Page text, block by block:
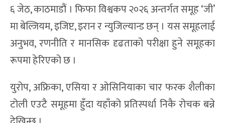
६ जेठ, काठमाडौं । फिफा विश्वकप २०२६ अन्तर्गत समूह ‘जी’
मा बेल्जियम, इजिप्ट, इरान र न्युजिल्यान्ड छन् । यस समूहलाई
अनुभव, रणनीति र मानसिक दृढताको परीक्षा हुने समूहका
रूपमा हेरिएको छ ।
युरोप, अफ्रिका, एसिया र ओसिनियाका चार फरक शैलीका
टोली एउटै समूहमा हुँदा यहाँको प्रतिस्पर्धा निकै रोचक बन्ने